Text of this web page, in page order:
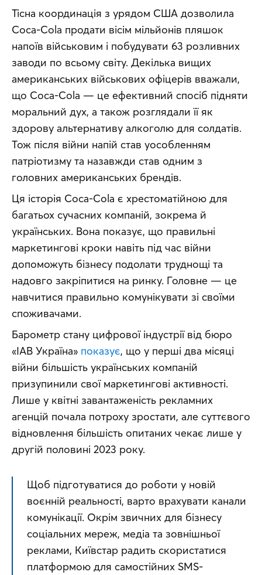
Тісна координація з урядом США дозволила
Coca-Cola продати вісім мільйонів пляшок
напоїв військовим і побудувати 63 розливних
заводи по всьому світу. Декілька вищих
американських військових офіцерів вважали,
що Coca-Cola — це ефективний спосіб підняти
моральний дух, а також розглядали її як
здорову альтернативу алкоголю для солдатів.
Тож після війни напій став уособленням
патріотизму та назавжди став одним з
головних американських брендів.
Ця історія Coca-Cola є хрестоматійною для
багатьох сучасних компаній, зокрема й
українських. Вона показує, що правильні
маркетингові кроки навіть під час війни
допоможуть бізнесу подолати труднощі та
надовго закріпитися на ринку. Головне — це
навчитися правильно комунікувати зі своїми
споживачами.
Барометр стану цифрової індустрії від бюро
«IAB Україна» показує, що у перші два місяці
війни більшість українських компаній
призупинили свої маркетингові активності.
Лише у квітні завантаженість рекламних
агенцій почала потроху зростати, але суттєвого
відновлення більшість опитаних чекає лише у
другій половині 2023 року.
Щоб підготуватися до роботи у новій
воєнній реальності, варто врахувати канали
комунікації. Окрім звичних для бізнесу
соціальних мереж, медіа та зовнішньої
реклами, Київстар радить скористатися
платформою для самостійних SMS-